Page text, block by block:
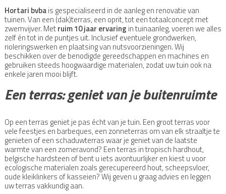
Hortari bvbais gespecialiseerd in de aanleg en renovatie van
tuinen. Van een (dak)terras, een oprit, tot een totaalconcept met
zwemvijver. Metruim 10 jaar ervaring in tuinaanleg, voeren we alles
zelf én tot in de puntjes uit. Inclusief eventuele grondwerken,
rioleringswerken en plaatsing van nutsvoorzieningen. Wij
beschikken over de benodigde gereedschappen en machines en
gebruiken steeds hoogwaardige materialen, zodat uw tuin ook na
enkele jaren mooi blijft.
Een terras: geniet van je buitenruimte
Op een terras geniet je pas écht van je tuin. Een groot terras voor
vele feestjes en barbeques, een zonneterras om van elk straaltje te
genieten of een schaduwterras waar je geniet van de laatste
warmte van een zomeravond? Een terras in tropisch hardhout,
belgische hardsteen of bent u iets avontuurlijker en kiest u voor
ecologische materialen zoals gerecupereerd hout, scheepsvloer,
oude kleiklinkers of kasseien? Wij geven u graag advies en leggen
uw terras vakkundig aan.